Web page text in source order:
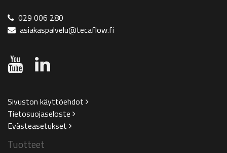
029 006 280
asiakaspalvelu@tecaflow.fi
Sivuston käyttöehdot
Tietosuojaseloste
Evästeasetukset
Tuotteet